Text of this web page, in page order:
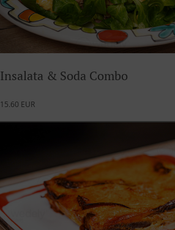
Insalata & Soda Combo
15.60 EUR